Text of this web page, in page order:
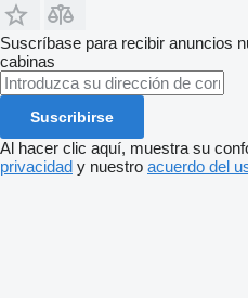
Suscríbase para recibir anuncios
cabinas
Suscribirse
Al hacer clic aquí, muestra su
privacidad y nuestro acuerdo del